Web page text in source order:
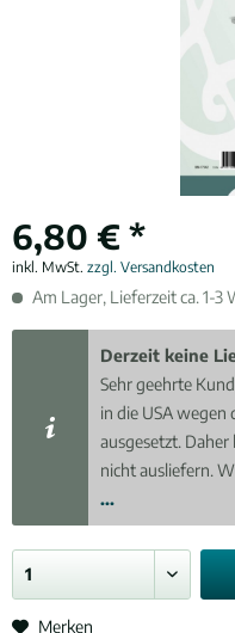
6,80 € *
inkl. MwSt. zzgl. Versandkosten
Am Lager, Lieferzeit ca. 1-3
Derzeit keine
Sehr geehrte
in die USA wegen
ausgesetzt.
nicht ausliefern.
...
Merken